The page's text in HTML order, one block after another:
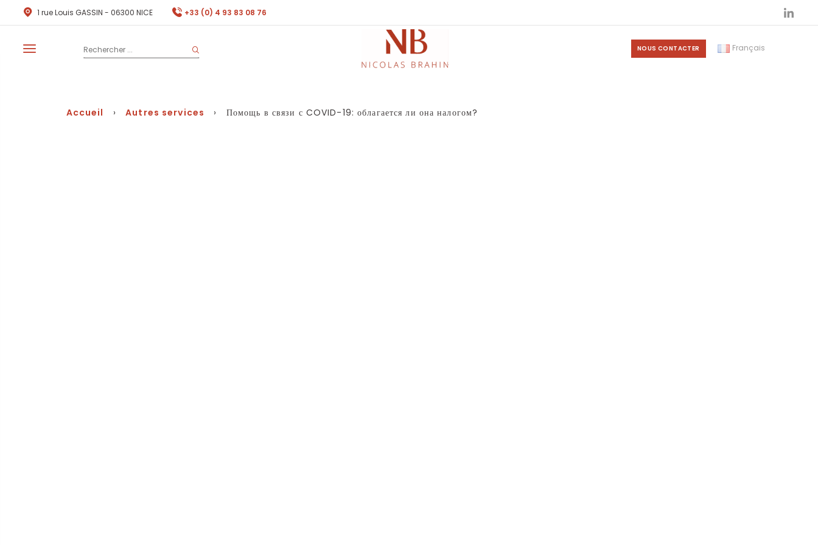
1 rue Louis GASSIN - 06300 NICE +33 (0) 4 93 83 08 76
NOUS CONTACTER Français
Accueil ›Autres services › Помощь в связи с COVID-19: облагается ли она налогом?